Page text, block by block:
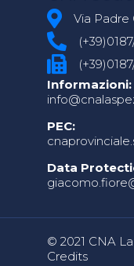
Via Padre
Informazioni:
PEC:
Data
© 2021 CNA
Credits